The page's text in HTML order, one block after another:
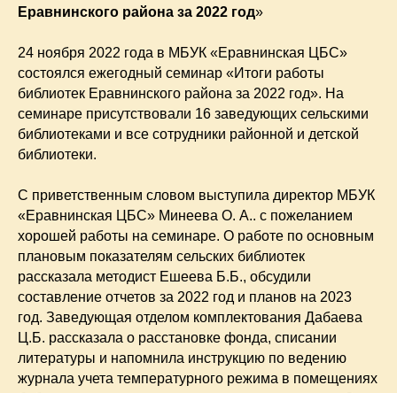
Еравнинского района за 2022 год»
24 ноября 2022 года в МБУК «Еравнинская ЦБС»
состоялся ежегодный семинар «Итоги работы
библиотек Еравнинского района за 2022 год». На
семинаре присутствовали 16 заведующих сельскими
библиотеками и все сотрудники районной и детской
библиотеки.
С приветственным словом выступила директор МБУК
«Еравнинская ЦБС» Минеева О. А.. с пожеланием
хорошей работы на семинаре. О работе по основным
плановым показателям сельских библиотек
рассказала методист Ешеева Б.Б., обсудили
составление отчетов за 2022 год и планов на 2023
год. Заведующая отделом комплектования Дабаева
Ц.Б. рассказала о расстановке фонда, списании
литературы и напомнила инструкцию по ведению
журнала учета температурного режима в помещениях